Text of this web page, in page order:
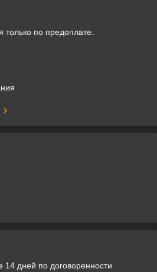
только по предоплате.
14 дней по договоренности